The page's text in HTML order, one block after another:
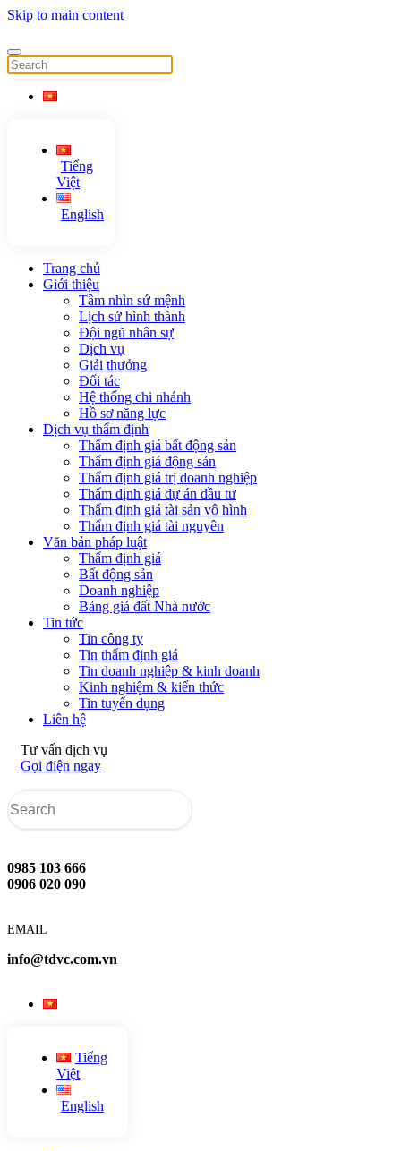
Skip to main content
Tiếng
Việt
English
Trang chủ
Giới thiệu
Tầm nhìn sứ mệnh
Lịch sử hình thành
Đội ngũ nhân sự
Dịch vụ
Giải thưởng
Đối tác
Hệ thống chi nhánh
Hồ sơ năng lực
Dịch vụ thẩm định
Thẩm định giá bất động sản
Thẩm định giá động sản
Thẩm định giá trị doanh nghiệp
Thẩm định giá dự án đầu tư
Thẩm định giá tài sản vô hình
Thẩm định giá tài nguyên
Văn bản pháp luật
Thẩm định giá
Bất động sản
Doanh nghiệp
Bảng giá đất Nhà nước
Tin tức
Tin công ty
Tin thẩm định giá
Tin doanh nghiệp & kinh doanh
Kinh nghiệm & kiến thức
Tin tuyển dụng
Liên hệ
Tư vấn dịch vụ
Gọi điện ngay
0985 103 666
0906 020 090
EMAIL
info@tdvc.com.vn
Tiếng
Việt
English